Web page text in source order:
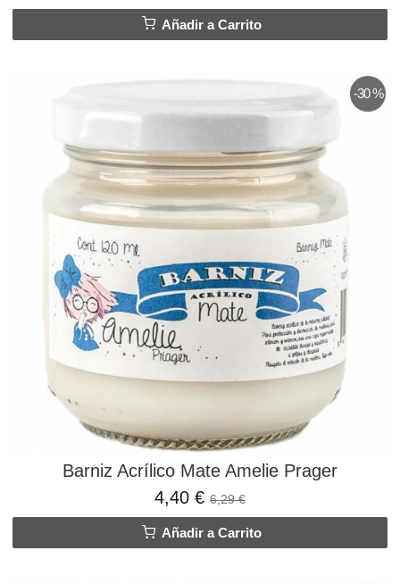
Añadir a Carrito
-30 %
Barniz Acrílico Mate Amelie Prager
4,40 € 6,29 €
Añadir a Carrito